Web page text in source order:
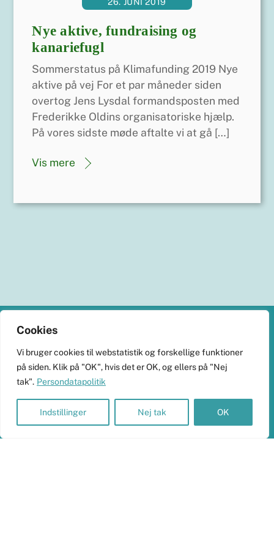
Cookies
Vi bruger cookies til webstatistik og forskellige funktioner
på siden. Klik på "OK", hvis det er OK, og ellers på "Nej
tak". Persondatapolitik
Indstillinger Nej tak OK
Nye aktive, fundraising og
kanariefugl
Sommerstatus på Klimafunding 2019 Nye
aktive på vej For et par måneder siden
overtog Jens Lysdal formandsposten med
Frederikke Oldins organisatoriske hjælp.
På vores sidste møde aftalte vi at gå […]
Vis mere
Top
KlimaHub
CVR-nr. 38989251
skrivtil@klimahub.dk